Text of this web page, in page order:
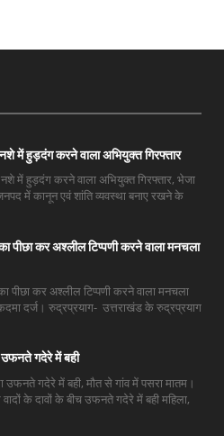
में हुड़दंग करने वाला अभियुक्त गिरफ्तार
में हुड़दंग करने वाला अभियुक्त गिरफ्तार, भेजा
में कानून एवं शांति व्यवस्था बनाए रखने के
पीछा कर अश्लील टिप्पणी करने वाला मनचला
पीछा कर अश्लील टिप्पणी करने वाला मनचला
दर्ज। रुद्रप्रयाग- उत्तराखंड के रुद्रप्रयाग
गदेरे में बही
उफनते गदेरे में बही, मौत से गांव में पसरा मातम।
के दावों के बीच उफनते गदेरे में बही महिला,